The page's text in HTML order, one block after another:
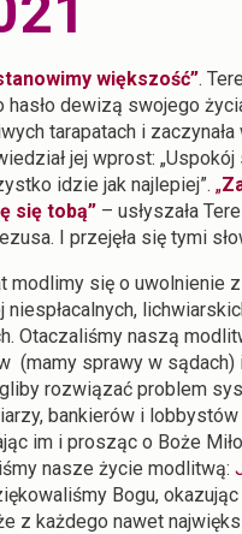
większość”.
hasło dewizą swojego
tarapatach i zaczynała
jej wprost: „Uspokój
idzie jak najlepiej”. „
się tobą” – usłyszała
I przejęła się tymi
modlimy się o uwolnienie
niespłacalnych,
Otaczaliśmy naszą
(mamy sprawy w sądach)
rozwiązać problem
bankierów i
im i prosząc o Boże
nasze życie modlitwą:
Bogu, okazując
z każdego nawet